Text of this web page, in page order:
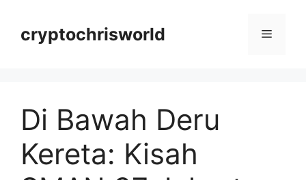
cryptochrisworld Menu
Di Bawah Deru
Kereta: Kisah